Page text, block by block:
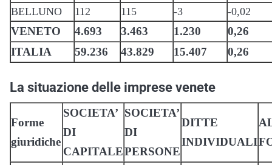
BELLUNO
112 115 -3 -0,02
VENETO 4.693 3.463 1.230
0,26
ITALIA
59.236 43.829 15.407 0,26
La situazione delle imprese venete
Forme
giuridiche
SOCIETA’
DI
CAPITALE
SOCIETA’
DI
PERSONE
DITTE
INDIVIDUALI